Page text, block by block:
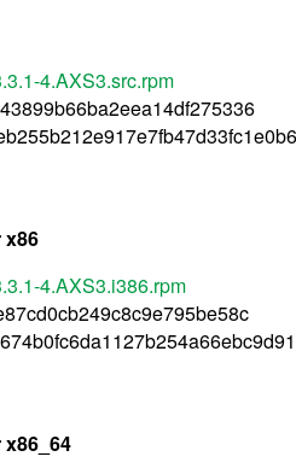
4.AXS3.src.rpm
x86
4.AXS3.i386.rpm